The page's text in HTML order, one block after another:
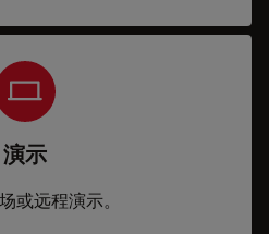
演示
或远程演示。